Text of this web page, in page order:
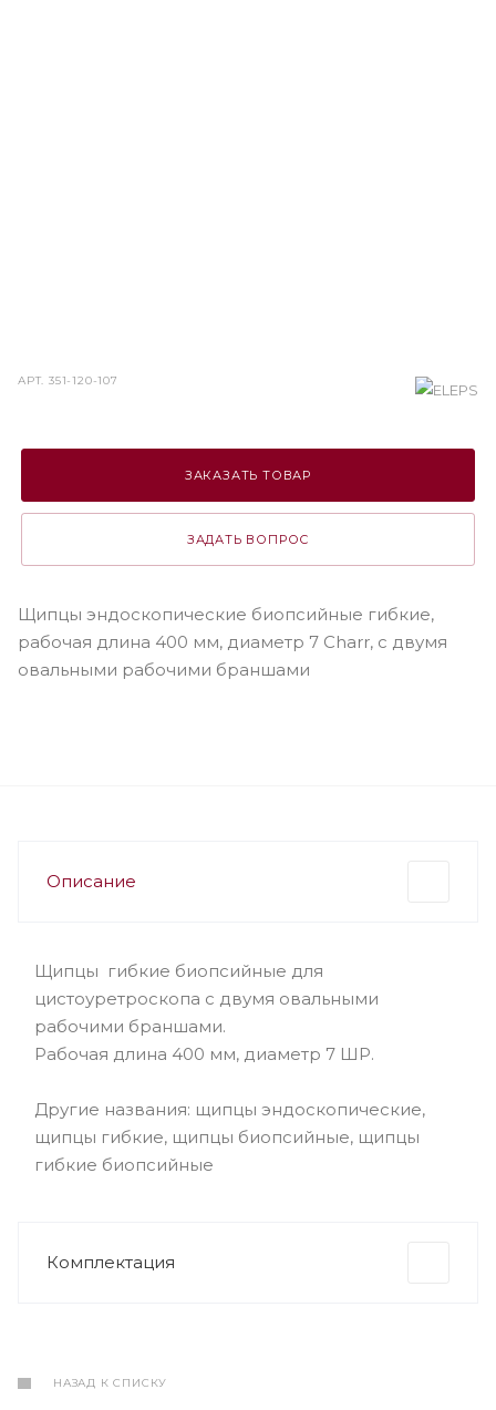
АРТ.351-120-107
ЗАКАЗАТЬ ТОВАР
ЗАДАТЬ ВОПРОС
Щипцы эндоскопические биопсийные гибкие,
рабочая длина 400 мм, диаметр 7 Charr, с двумя
овальными рабочими браншами
Описание
Щипцы гибкие биопсийные для
цистоуретроскопа с двумя овальными
рабочими браншами.
Рабочая длина 400 мм, диаметр 7 ШР.
Другие названия: щипцы эндоскопические,
щипцы гибкие, щипцы биопсийные, щипцы
гибкие биопсийные
Комплектация
НАЗАД К СПИСКУ